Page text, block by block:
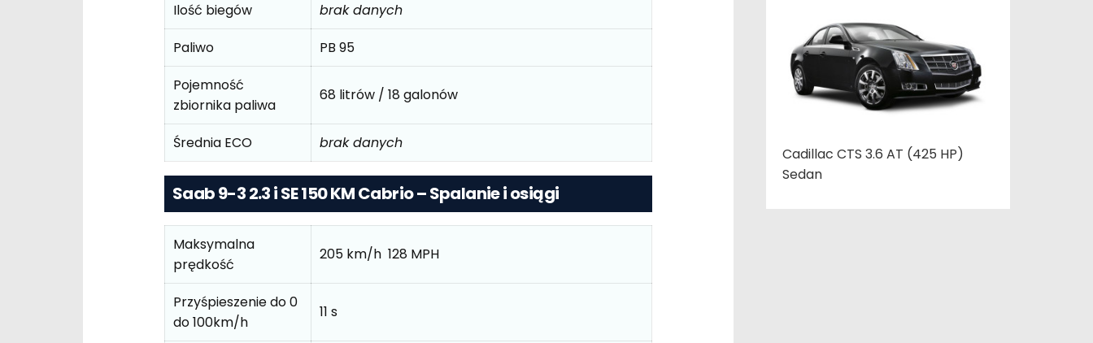
Ilość biegów
brak danych
Paliwo
PB 95
Pojemność
zbiornika paliwa
68 litrów / 18 galonów
Średnia ECO brak danych
Saab 9-3 2.3 i SE 150 KM Cabrio – Spalanie i osiągi
Maksymalna
prędkość
205 km/h 128 MPH
Przyśpieszenie do 0
do 100km/h
11 s
Cadillac CTS 3.6 AT (425 HP)
Sedan